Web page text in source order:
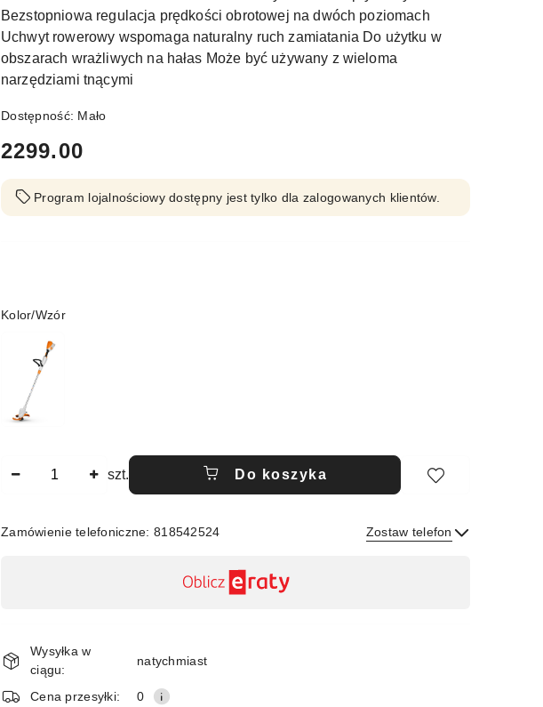
Bezstopniowa regulacja prędkości obrotowej na dwóch poziomach
Uchwyt rowerowy wspomaga naturalny ruch zamiatania Do użytku w
obszarach wrażliwych na hałas Może być używany z wieloma
narzędziami tnącymi
Dostępność: Mało
cena:
2299.00
Program lojalnościowy dostępny jest tylko dla zalogowanych klientów.
Wariant
Kolor/Wzór
szt. Do koszyka
Zamówienie telefoniczne: 818542524 Zostaw telefon
i
dostawa
Wysyłka w
ciągu:
natychmiast
Cena przesyłki: 0